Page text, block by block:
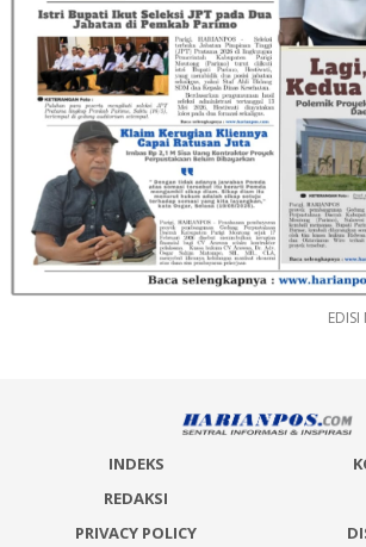
INDEKS
REDAKSI
PRIVACY POLICY